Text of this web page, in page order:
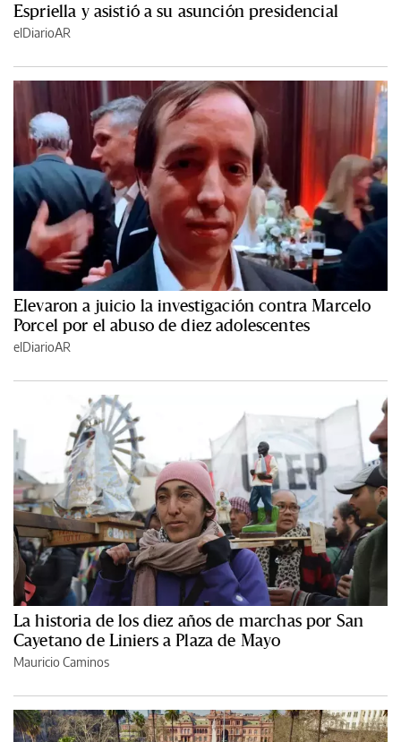
Espriella y asistió a su asunción presidencial
elDiarioAR
Elevaron a juicio la investigación contra Marcelo
Porcel por el abuso de diez adolescentes
elDiarioAR
La historia de los diez años de marchas por San
Cayetano de Liniers a Plaza de Mayo
Mauricio Caminos